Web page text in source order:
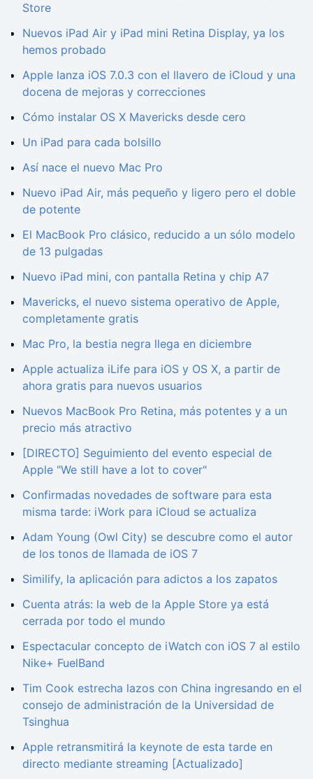
Store
Nuevos iPad Air y iPad mini Retina Display, ya los
hemos probado
Apple lanza iOS 7.0.3 con el llavero de iCloud y una
docena de mejoras y correcciones
Cómo instalar OS X Mavericks desde cero
Un iPad para cada bolsillo
Así nace el nuevo Mac Pro
Nuevo iPad Air, más pequeño y ligero pero el doble
de potente
El MacBook Pro clásico, reducido a un sólo modelo
de 13 pulgadas
Nuevo iPad mini, con pantalla Retina y chip A7
Mavericks, el nuevo sistema operativo de Apple,
completamente gratis
Mac Pro, la bestia negra llega en diciembre
Apple actualiza iLife para iOS y OS X, a partir de
ahora gratis para nuevos usuarios
Nuevos MacBook Pro Retina, más potentes y a un
precio más atractivo
[DIRECTO] Seguimiento del evento especial de
Apple "We still have a lot to cover"
Confirmadas novedades de software para esta
misma tarde: iWork para iCloud se actualiza
Adam Young (Owl City) se descubre como el autor
de los tonos de llamada de iOS 7
Similify, la aplicación para adictos a los zapatos
Cuenta atrás: la web de la Apple Store ya está
cerrada por todo el mundo
Espectacular concepto de iWatch con iOS 7 al estilo
Nike+ FuelBand
Tim Cook estrecha lazos con China ingresando en el
consejo de administración de la Universidad de
Tsinghua
Apple retransmitirá la keynote de esta tarde en
directo mediante streaming [Actualizado]